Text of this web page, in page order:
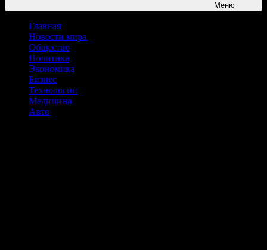
Меню
Главная
Новости мира
Общество
Политика
Экономика
Бизнес
Технологии
Медицина
Авто